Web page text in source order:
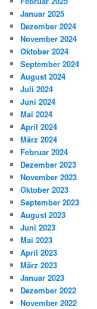
Januar 2025
Dezember 2024
November 2024
Oktober 2024
September 2024
August 2024
Juli 2024
Juni 2024
Mai 2024
April 2024
März 2024
Februar 2024
Dezember 2023
November 2023
Oktober 2023
September 2023
August 2023
Juni 2023
Mai 2023
April 2023
März 2023
Januar 2023
Dezember 2022
November 2022